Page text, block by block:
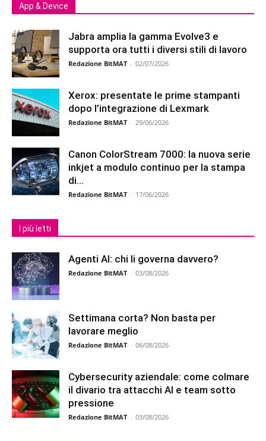
App & Device
Jabra amplia la gamma Evolve3 e
supporta ora tutti i diversi stili di lavoro
Redazione BitMAT - 02/07/2026
Xerox: presentate le prime stampanti
dopo l’integrazione di Lexmark
Redazione BitMAT - 29/06/2026
Canon ColorStream 7000: la nuova serie
inkjet a modulo continuo per la stampa
di...
Redazione BitMAT - 17/06/2026
I più letti
Agenti AI: chi li governa davvero?
Redazione BitMAT - 03/08/2026
Settimana corta? Non basta per
lavorare meglio
Redazione BitMAT - 06/08/2026
Cybersecurity aziendale: come colmare
il divario tra attacchi AI e team sotto
pressione
Redazione BitMAT - 03/08/2026